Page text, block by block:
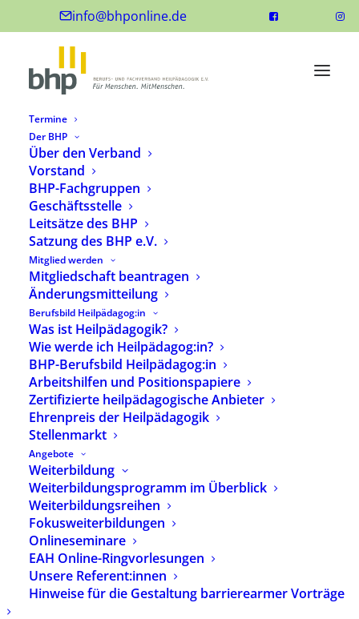
info@bhponline.de
Termine
Der BHP
Über den Verband
Vorstand
BHP-Fachgruppen
Geschäftsstelle
Leitsätze des BHP
Satzung des BHP e.V.
Mitglied werden
Mitgliedschaft beantragen
Änderungsmitteilung
Berufsbild Heilpädagog:in
Was ist Heilpädagogik?
Wie werde ich Heilpädagog:in?
BHP-Berufsbild Heilpädagog:in
Arbeitshilfen und Positionspapiere
Zertifizierte heilpädagogische Anbieter
Ehrenpreis der Heilpädagogik
Stellenmarkt
Angebote
Weiterbildung
Weiterbildungsprogramm im Überblick
Weiterbildungsreihen
Fokusweiterbildungen
Onlineseminare
EAH Online-Ringvorlesungen
Unsere Referent:innen
Hinweise für die Gestaltung barrierearmer Vorträge